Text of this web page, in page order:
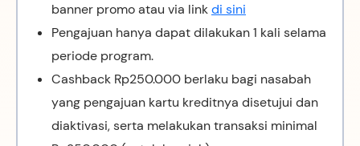
banner promo atau via linkdi sini
Pengajuan hanya dapat dilakukan 1 kali selama
periode program.
Cashback Rp250.000 berlaku bagi nasabah
yang pengajuan kartu kreditnya disetujui dan
diaktivasi, serta melakukan transaksi minimal